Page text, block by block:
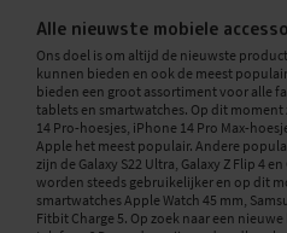
Alle nieuwste mobiele
Ons doel is om altijd de nieuwste
kunnen bieden en ook de meest
bieden een groot assortiment voor alle
tablets en smartwatches. Op dit
14 Pro-hoesjes, iPhone 14 Pro Max-
Apple het meest populair. Andere
zijn de Galaxy S22 Ultra, Galaxy Z Flip 4
worden steeds gebruikelijker en op dit
smartwatches Apple Watch 45 mm,
Fitbit Charge 5. Op zoek naar een